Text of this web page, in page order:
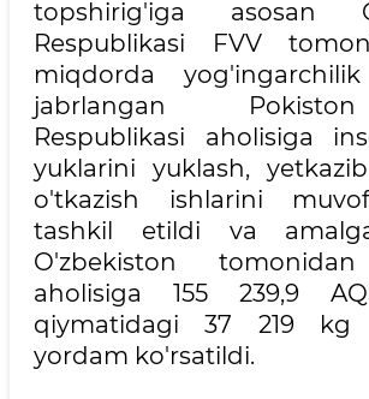
topshirig'iga asosan
Respublikasi FVV
miqdorda
jabrlangan
Respublikasi aholisiga
yuklarini yuklash,
o'tkazish ishlarini
tashkil etildi va
O'zbekiston
aholisiga 155 239,9
qiymatidagi 37 219 kg
yordam ko'rsatildi.